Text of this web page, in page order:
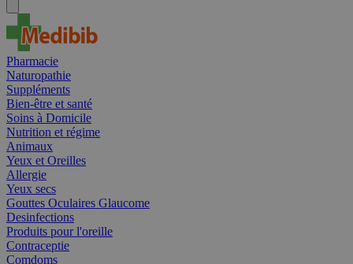
Pharmacie
Naturopathie
Suppléments
Bien-être et santé
Soins à Domicile
Nutrition et régime
Animaux
Yeux et Oreilles
Allergie
Yeux secs
Gouttes Oculaires Glaucome
Desinfections
Produits pour l'oreille
Contraceptie
Comdoms